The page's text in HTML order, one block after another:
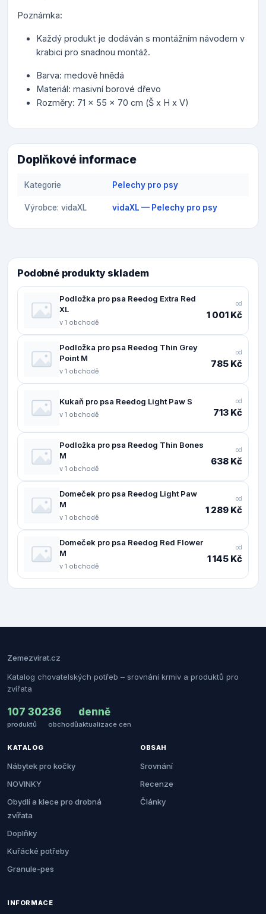
Poznámka:
Každý produkt je dodáván s montážním návodem v
krabici pro snadnou montáž.
Barva: medově hnědá
Materiál: masivní borové dřevo
Rozměry: 71 x 55 x 70 cm (Š x H x V)
Doplňkové informace
Kategorie Pelechy pro psy
Výrobce: vidaXL vidaXL — Pelechy pro psy
Podobné produkty skladem
Podložka pro psa Reedog Extra Red
XL
v 1 obchodě
od
1 001 Kč
Podložka pro psa Reedog Thin Grey
Point M
v 1 obchodě
od
785 Kč
Kukaň pro psa Reedog Light Paw S
v 1 obchodě
od
713 Kč
Podložka pro psa Reedog Thin Bones
M
v 1 obchodě
od
638 Kč
Domeček pro psa Reedog Light Paw
M
v 1 obchodě
od
1 289 Kč
Domeček pro psa Reedog Red Flower
M
v 1 obchodě
od
1 145 Kč
Zemezvirat.cz
Katalog chovatelských potřeb – srovnání krmiv a produktů pro
zvířata
107 302
produktů
36
obchodů
denně
aktualizace cen
KATALOG
Nábytek pro kočky
NOVINKY
Obydlí a klece pro drobná
zvířata
Doplňky
Kuřácké potřeby
Granule-pes
OBSAH
Srovnání
Recenze
Články
INFORMACE